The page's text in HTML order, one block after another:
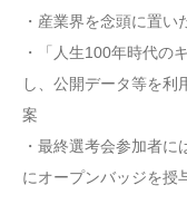
・産業界を念頭に置い
・「人生100年時代の
し、公開データ等を利
案
・最終選考会参加者
にオープンバッジを授